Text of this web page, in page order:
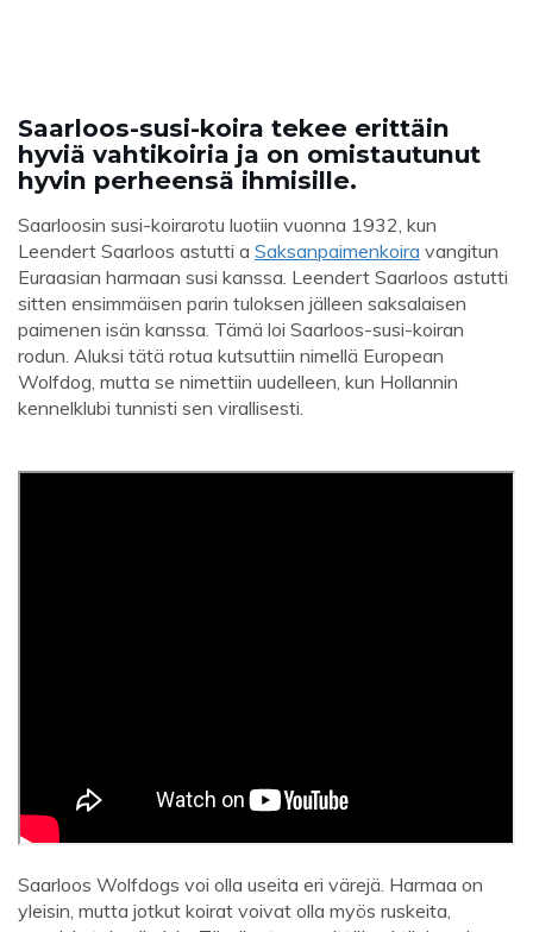
Saarloos-susi-koira tekee erittäin
hyviä vahtikoiria ja on omistautunut
hyvin perheensä ihmisille.
Saarloosin susi-koirarotu luotiin vuonna 1932, kun
Leendert Saarloos astutti a Saksanpaimenkoira vangitun
Euraasian harmaan susi kanssa. Leendert Saarloos astutti
sitten ensimmäisen parin tuloksen jälleen saksalaisen
paimenen isän kanssa. Tämä loi Saarloos-susi-koiran
rodun. Aluksi tätä rotua kutsuttiin nimellä European
Wolfdog, mutta se nimettiin uudelleen, kun Hollannin
kennelklubi tunnisti sen virallisesti.
Saarloos Wolfdogs voi olla useita eri värejä. Harmaa on
yleisin, mutta jotkut koirat voivat olla myös ruskeita,